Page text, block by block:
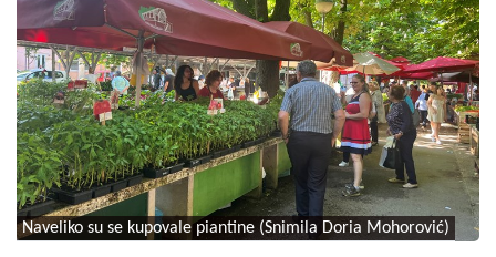
Naveliko su se kupovale piantine (Snimila Doria Mohorović)